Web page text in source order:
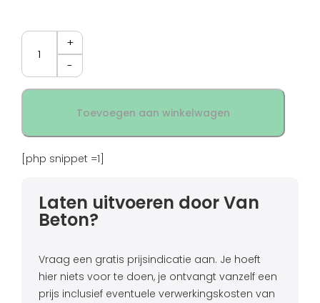
Aantal
Toevoegen aan winkelwagen
[php snippet =1]
Laten uitvoeren door Van
Beton?
Vraag een gratis prijsindicatie aan. Je hoeft
hier niets voor te doen, je ontvangt vanzelf een
prijs inclusief eventuele verwerkingskosten van